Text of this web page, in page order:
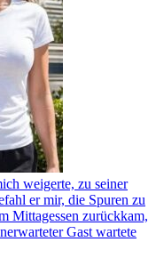
weigerte, zu seiner
er mir, die Spuren zu
Mittagessen zurückkam,
Gast wartete